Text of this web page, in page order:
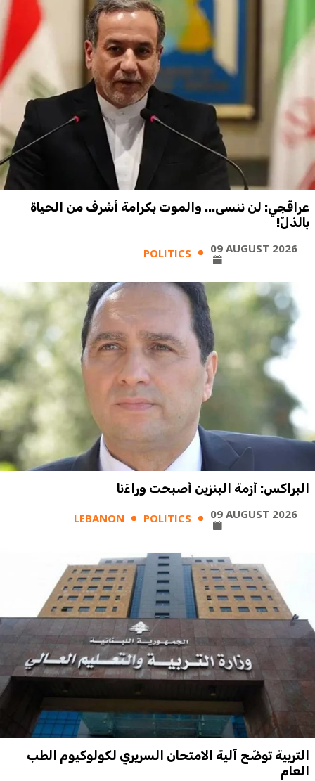
عراقجي: لن ننسى... والموت بكرامة أشرف من الحياة
بالذلّ!
POLITICS 09 AUGUST 2026
البراكس: أزمة البنزين أصبحت وراءَنا
LEBANON POLITICS 09 AUGUST 2026
التربية توضّح آلية الامتحان السريري لكولوكيوم الطب
العام